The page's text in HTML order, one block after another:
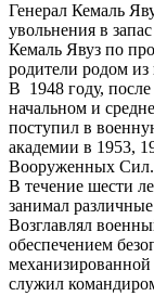
Генерал Кемаль
увольнения в
Кемаль Явуз по
родители родом
В 1948 году, после
начальном и
поступил в
академии в 1953,
Вооруженных Сил.
В течение шести
занимал
Возглавлял
обеспечением
служил